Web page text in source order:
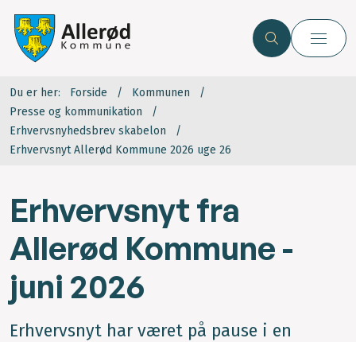
Du er her: Forside
Kommunen
Presse og kommunikation
Erhvervsnyhedsbrev skabelon
Erhvervsnyt Allerød Kommune 2026 uge 26
Erhvervsnyt fra
Allerød Kommune -
juni 2026
Erhvervsnyt har været på pause i en